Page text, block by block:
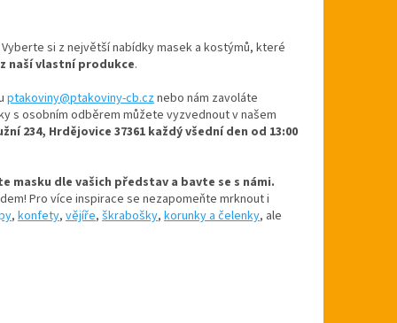
Vyberte si z největší nabídky masek a kostýmů, které
naší vlastní produkce.
ptakoviny@ptakoviny-cb.cznebo nám zavoláte
s osobním odběrem můžete vyzvednout v našem
234, Hrdějovice 37361 každý všední den od 13:00
dle vašich představ a bavte se s námi.
Pro více inspirace se nezapomeňte mrknout i
, konfety, vějíře, škrabošky, korunky a čelenky, ale